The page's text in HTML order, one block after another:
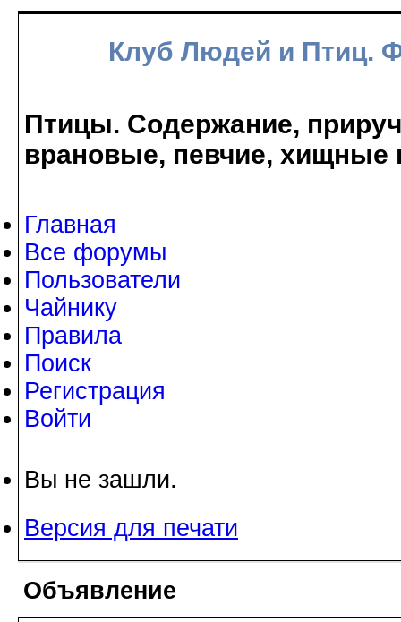
Клуб Людей и Птиц.
Птицы. Содержание,
врановые, певчие, хищные
Главная
Все форумы
Пользователи
Чайнику
Правила
Поиск
Регистрация
Войти
Вы не зашли.
Версия для печати
Объявление